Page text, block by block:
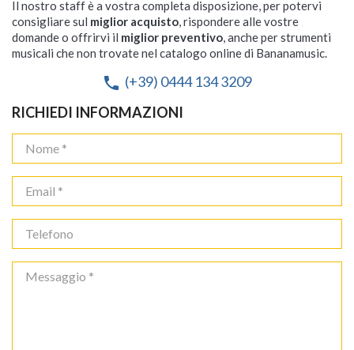
Il nostro staff è a vostra completa disposizione, per potervi
consigliare sul miglior acquisto, rispondere alle vostre
domande o offrirvi il miglior preventivo, anche per strumenti
musicali che non trovate nel catalogo online di Bananamusic.
phone (+39) 0444 134 3209
RICHIEDI INFORMAZIONI